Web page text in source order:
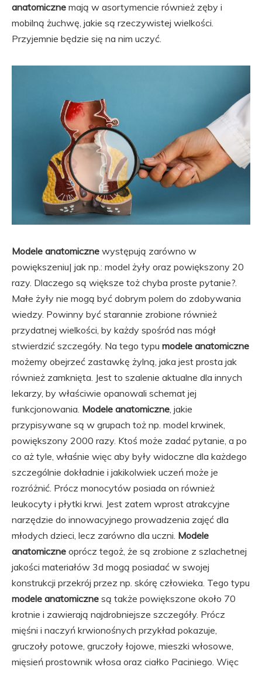
anatomiczne mają w asortymencie również zęby i
mobilną żuchwę, jakie są rzeczywistej wielkości.
Przyjemnie będzie się na nim uczyć.
Modele anatomiczne występują zarówno w
powiększeniu| jak np.: model żyły oraz powiększony 20
razy. Dlaczego są większe toż chyba proste pytanie?.
Małe żyły nie mogą być dobrym polem do zdobywania
wiedzy. Powinny być starannie zrobione również
przydatnej wielkości, by każdy spośród nas mógł
stwierdzić szczegóły. Na tego typu modele anatomiczne
możemy obejrzeć zastawkę żylną, jaka jest prosta jak
również zamknięta. Jest to szalenie aktualne dla innych
lekarzy, by właściwie opanowali schemat jej
funkcjonowania. Modele anatomiczne , jakie
przypisywane są w grupach toż np. model krwinek,
powiększony 2000 razy. Ktoś może zadać pytanie, a po
co aż tyle, właśnie więc aby były widoczne dla każdego
szczególnie dokładnie i jakikolwiek uczeń może je
rozróżnić. Prócz monocytów posiada on również
leukocyty i płytki krwi. Jest zatem wprost atrakcyjne
narzędzie do innowacyjnego prowadzenia zajęć dla
młodych dzieci, lecz zarówno dla uczni. Modele
anatomiczne oprócz tegoż, że są zrobione z szlachetnej
jakości materiałów 3d mogą posiadać w swojej
konstrukcji przekrój przez np. skórę człowieka. Tego typu
modele anatomiczne są także powiększone około 70
krotnie i zawierają najdrobniejsze szczegóły. Prócz
mięśni i naczyń krwionośnych przykład pokazuje,
gruczoły potowe, gruczoły łojowe, mieszki włosowe,
mięsień prostownik włosa oraz ciałko Paciniego. Więc